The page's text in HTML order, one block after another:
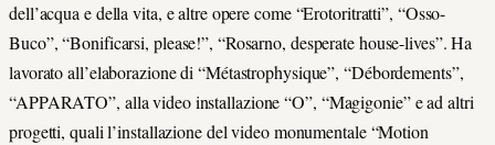
dell’acqua e della vita, e altre opere come “Erotoritratti”, “Osso-
Buco”, “Bonificarsi, please!”, “Rosarno, desperate house-lives”. Ha
lavorato all’elaborazione di “Métastrophysique”, “Débordements”,
“APPARATO”, alla video installazione “O”, “Magigonie” e ad altri
progetti, quali l’installazione del video monumentale “Motion